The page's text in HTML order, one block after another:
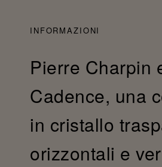
INFORMAZIONI
Pierre Charpin
Cadence, una
in cristallo
orizzontali e